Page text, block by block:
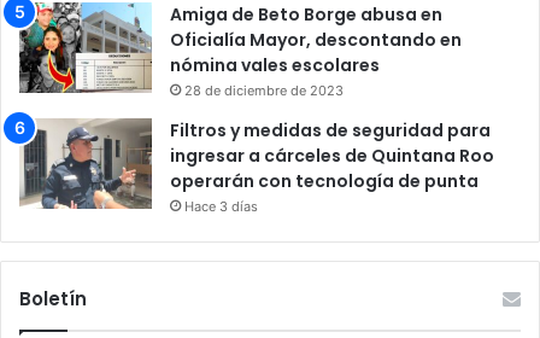
Amiga de Beto Borge abusa en
Oficialía Mayor, descontando en
nómina vales escolares
28 de diciembre de 2023
Filtros y medidas de seguridad para
ingresar a cárceles de Quintana Roo
operarán con tecnología de punta
Hace 3 días
Boletín